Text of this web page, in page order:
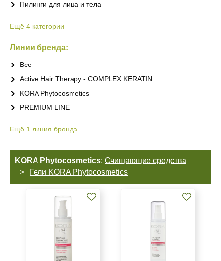
Пилинги для лица и тела
Ещё 4 категории
Линии бренда:
Все
Active Hair Therapy - COMPLEX KERATIN
KORA Phytocosmetics
PREMIUM LINE
Ещё 1 линия бренда
KORA Phytocosmetics: Очищающие средства
Гели KORA Phytocosmetics